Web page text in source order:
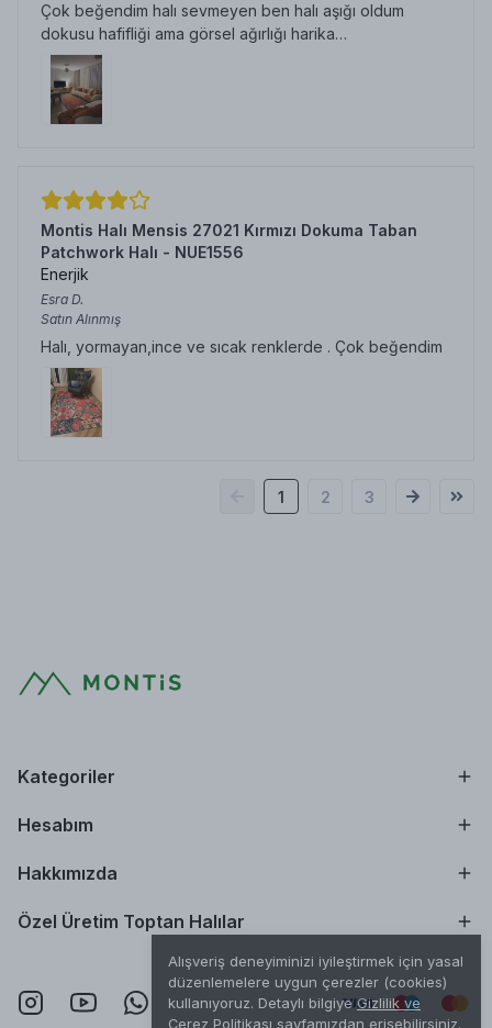
Alışveriş deneyiminizi iyileştirmek için yasal
düzenlemelere uygun çerezler (cookies)
kullanıyoruz. Detaylı bilgiyeGizlilik ve
Çerez Politikası sayfamızdan erişebilirsiniz.
Çok beğendim halı sevmeyen ben halı aşığı oldum
dokusu hafifliği ama görsel ağırlığı harika…
Montis Halı Mensis 27021 Kırmızı Dokuma Taban
Patchwork Halı - NUE1556
Enerjik
Esra D.
Satın Alınmış
Halı, yormayan,ince ve sıcak renklerde . Çok beğendim
1 2 3
Kategoriler
Hesabım
Hakkımızda
Özel Üretim Toptan Halılar